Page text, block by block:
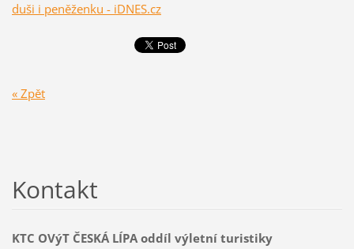
duši i peněženku - iDNES.cz
« Zpět
Kontakt
KTC OVýT ČESKÁ LÍPA oddíl výletní turistiky